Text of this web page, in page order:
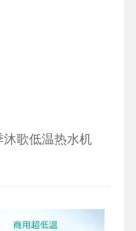
沐歌低温热水机